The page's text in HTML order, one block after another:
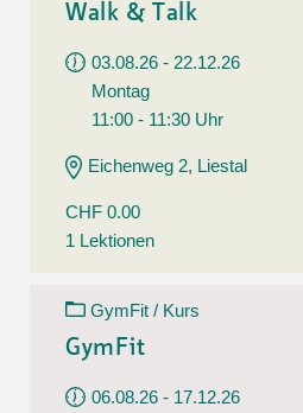
Walk & Talk
03.08.26 - 22.12.26
Montag
11:00 - 11:30 Uhr
Eichenweg 2, Liestal
CHF 0.00
1 Lektionen
GymFit / Kurs
GymFit
06.08.26 - 17.12.26